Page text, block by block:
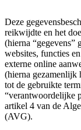
Deze
reikwijdte en het
(hierna “gegevens”
websites, functies
externe online
(hierna gezamenlijk
tot de gebruikte
“verantwoordelijke
artikel 4 van de
(AVG).